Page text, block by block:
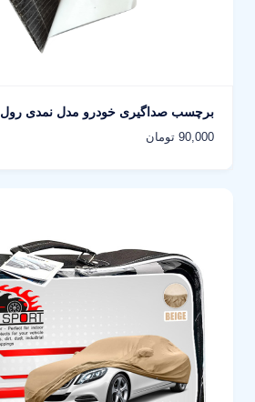
برچسب صداگیری خودرو مدل نمدی رول 1.45 متری
90,000 تومان